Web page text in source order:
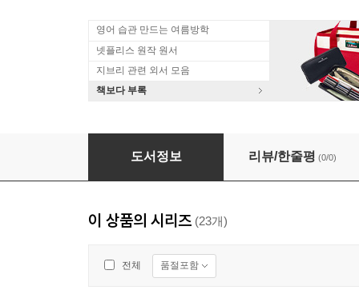
영어 습관 만드는 여름방학
넷플리스 원작 원서
지브리 관련 외서 모음
책보다 부록
英雄敎室 22
도서정보 리뷰/한줄평 (0/0)
이 상품의 시리즈 (23개)
전체 품절포함